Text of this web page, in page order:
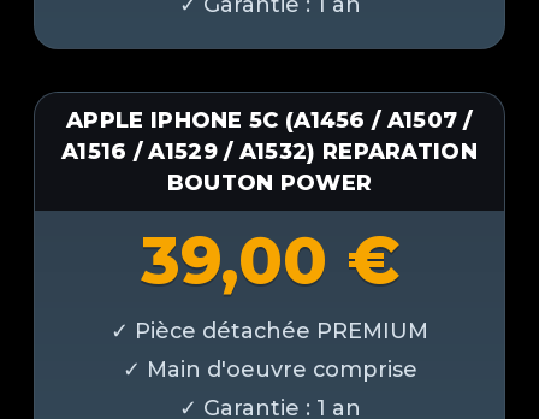
APPLE IPHONE 5C (A1456 / A1507 /
A1516 / A1529 / A1532) REPARATION
BOUTON POWER
39,00 €